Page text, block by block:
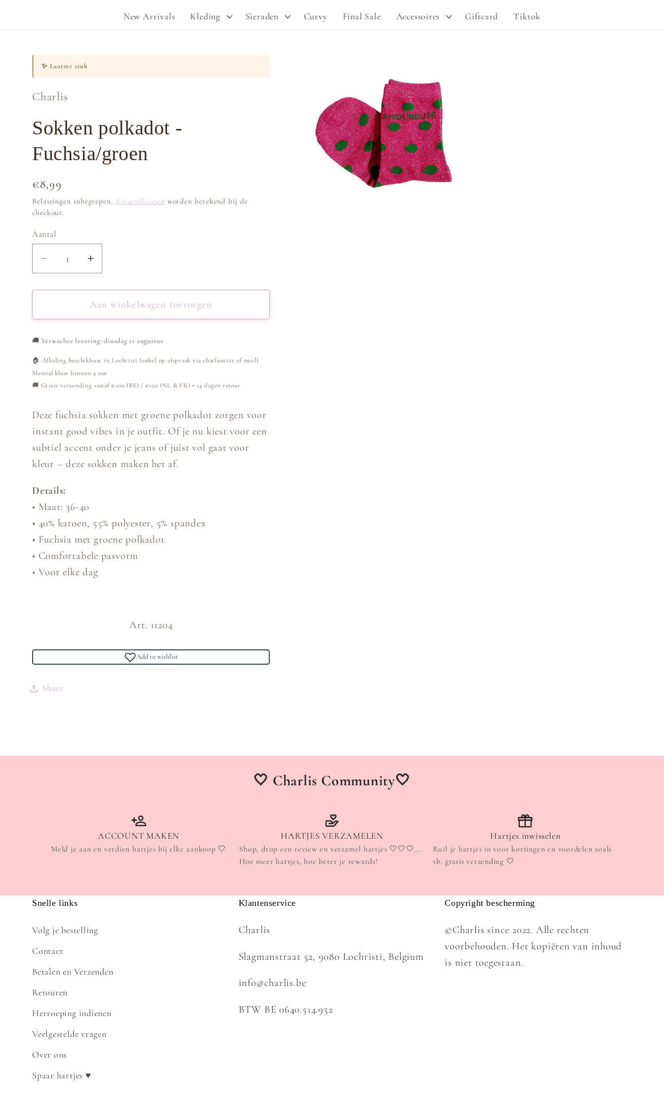
New Arrivals Kleding Sieraden Curvy Final Sale Accessoires Giftcard Tiktok
g
✨ Laatste stuk
Charlis
Sokken polkadot -
Fuchsia/groen
Normale
prijs
€8,99
Belastingen inbegrepen. Verzendkosten worden berekend bij de
checkout.
Aantal
Aantal
verlagen
voor
polkadot
Fuchsia/groen
Aantal
verhogen
voor
Sokken
polkadot
Fuchsia/groen
Aan winkelwagen toevoegen
🚚 Verwachte levering: dinsdag 11 augustus
🏠 Afhaling beschikbaar in Lochristi (enkel op afspraak via chatfunctie of mail)
Meestal klaar binnen 4 uur
🚚 Gratis verzending vanaf €100 (BE) / €120 (NL & FR) • 14 dagen retour
Deze fuchsia sokken met groene polkadot zorgen voor
instant good vibes in je outfit. Of je nu kiest voor een
subtiel accent onder je jeans of juist vol gaat voor
kleur – deze sokken maken het af.
Details:
• Maat: 36-40
• 40% katoen, 55% polyester, 5% spandex
• Fuchsia met groene polkadot
• Comfortabele pasvorm
• Voor elke dag
Art. 11204
Add to wishlist
Share
🤍 Charlis Community🤍
ACCOUNT MAKEN
Meld je aan en verdien hartjes bij elke aankoop 🤍
HARTJES VERZAMELEN
Shop, drop een review en verzamel hartjes 🤍🤍🤍...
Hoe meer hartjes, hoe beter je rewards!
Hartjes inwisselen
Ruil je hartjes in voor kortingen en voordelen zoals
vb. gratis verzending 🤍
Snelle links
Volg je bestelling
Contact
Betalen en Verzenden
Retouren
Herroeping indienen
Veelgestelde vragen
Over ons
Spaar hartjes ♥
Klantenservice
Charlis
Slagmanstraat 52, 9080 Lochristi, Belgium
info@charlis.be
BTW BE 0640.514.952
Copyright bescherming
©Charlis since 2022. Alle rechten
voorbehouden. Het kopiëren van inhoud
is niet toegestaan.